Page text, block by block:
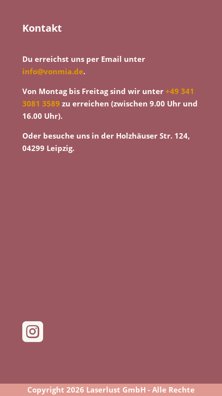
Kontakt
Du erreichst uns per Email unter
info@vonmia.de.
Von Montag bis Freitag sind wir unter +49 341
3081 3589 zu erreichen (zwischen 9.00 Uhr und
16.00 Uhr).
Oder besuche uns in der Holzhäuser Str. 124,
04299 Leipzig.

Copyright 2026 Laserlust GmbH - Alle Rechte